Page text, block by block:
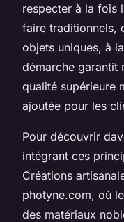
respecter à la fois
faire traditionnels,
objets uniques, à
démarche garantit
qualité supérieure
ajoutée pour les
Pour découvrir
intégrant ces
Créations
photyne.com, où
des matériaux